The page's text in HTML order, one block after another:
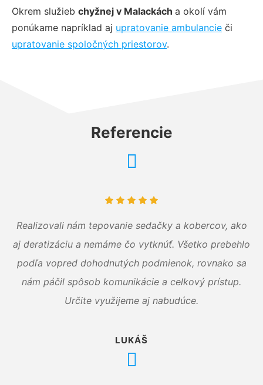
Okrem služieb chyžnej v Malackách a okolí vám
ponúkame napríklad aj upratovanie ambulancie či
upratovanie spoločných priestorov.
Referencie
Realizovali nám tepovanie sedačky a kobercov, ako
aj deratizáciu a nemáme čo vytknúť. Všetko prebehlo
podľa vopred dohodnutých podmienok, rovnako sa
nám páčil spôsob komunikácie a celkový prístup.
Určite využijeme aj nabudúce.
LUKÁŠ